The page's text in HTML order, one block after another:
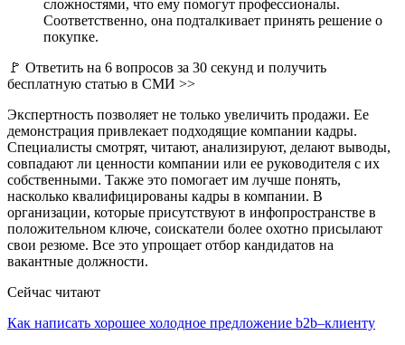
сложностями, что ему помогут профессионалы.
Соответственно, она подталкивает принять решение о
покупке.
🚩 Ответить на 6 вопросов за 30 секунд и получить
бесплатную статью в СМИ >>
Экспертность позволяет не только увеличить продажи. Ее
демонстрация привлекает подходящие компании кадры.
Специалисты смотрят, читают, анализируют, делают выводы,
совпадают ли ценности компании или ее руководителя с их
собственными. Также это помогает им лучше понять,
насколько квалифицированы кадры в компании. В
организации, которые присутствуют в инфопространстве в
положительном ключе, соискатели более охотно присылают
свои резюме. Все это упрощает отбор кандидатов на
вакантные должности.
Сейчас читают
Как написать хорошее холодное предложение b2b–клиенту